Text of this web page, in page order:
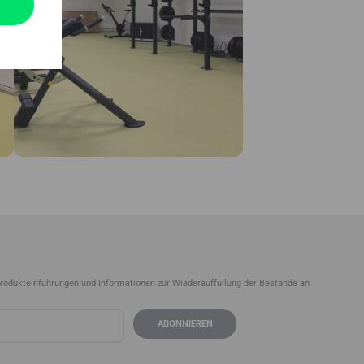
und Informationen zur Wiederauffüllung der Bestände an